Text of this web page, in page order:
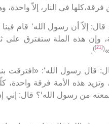
في النار، إلاّ واحدة،
إلاّ أن رسول الله‘ قام
وإن هذه الملة ستفترق على
(
[21]
)
.
قال رسول الله‘: «افترقت
هذه الأمة فرقة واحدة،
من رسول الله‘؟ قال: